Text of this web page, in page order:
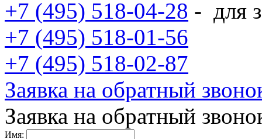
+7 (495) 518-04-28 - для
+7 (495) 518-01-56
+7 (495) 518-02-87
Заявка на обратный
Заявка на обратный
Имя: